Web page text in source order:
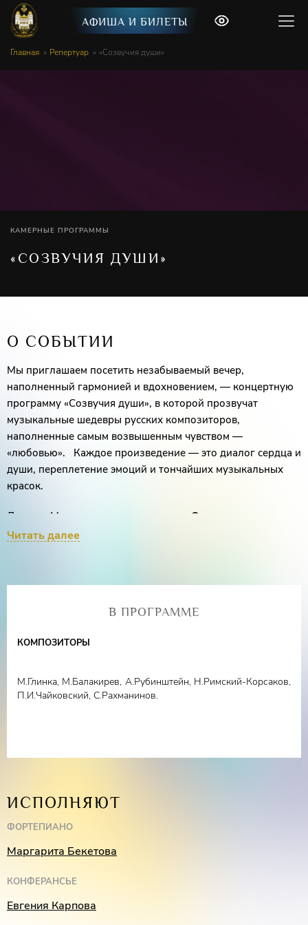
АФИША И БИЛЕТЫ
Главная Репертуар «Созвучия души»
КАМЕРНЫЕ ПРОГРАММЫ
«СОЗВУЧИЯ ДУШИ»
О СОБЫТИИ
Мы приглашаем посетить незабываемый вечер,
наполненный гармонией и вдохновением, — концертную
программу «Созвучия души», в которой прозвучат
музыкальные шедевры русских композиторов,
наполненные самым возвышенным чувством —
«любовью». Каждое произведение — это диалог сердца и
души, переплетение эмоций и тончайших музыкальных
красок.
Лауреат Международных конкурсов Ольга
Захарьева(меццо-сопрано)
Маргарита Бекетова(фортепиано)
Конферансье –Евгения Карпова
Читать далее
В ПРОГРАММЕ
КОМПОЗИТОРЫ
М.Глинка, М.Балакирев, А.Рубинштейн, Н.Римский-Корсаков,
П.И.Чайковский, С.Рахманинов.
ИСПОЛНЯЮТ
ФОРТЕПИАНО
Маргарита Бекетова
КОНФЕРАНСЬЕ
Евгения Карпова